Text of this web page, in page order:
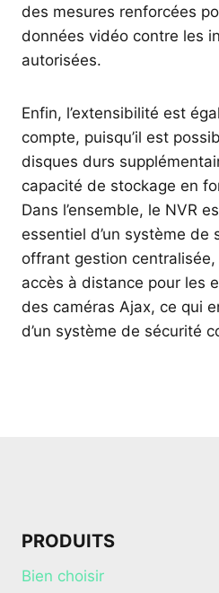
des mesures renforcées
données vidéo contre les
autorisées.
Enfin, l’extensibilité est
compte, puisqu’il est
disques durs
capacité de stockage en
Dans l’ensemble, le NVR
essentiel d’un système de
offrant gestion
accès à distance pour les
des caméras Ajax, ce qui
d’un système de sécurité
PRODUITS
Bien choisir